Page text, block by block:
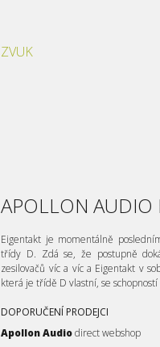
ZVUK
APOLLON AUDIO
Eigentakt je momentálně
třídy D. Zdá se, že postupně
zesilovačů víc a víc a Eigentakt v
která je třídě D vlastní, se schopností
DOPORUČENÍ PRODEJCI
Apollon Audiodirect webshop